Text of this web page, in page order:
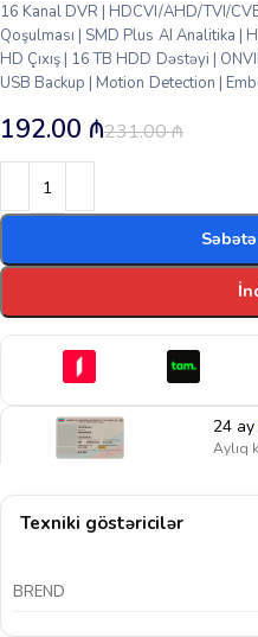
16 Kanal DVR | HDCVI/AHD/TVI/
Qoşulması | SMD Plus AI Analitika |
HD Çıxış | 16 TB HDD Dəstəyi |
USB Backup | Motion Detection |
231.00₼
192.00 ₼
24 ay
Aylıq
Texniki göstəricilər
BREND